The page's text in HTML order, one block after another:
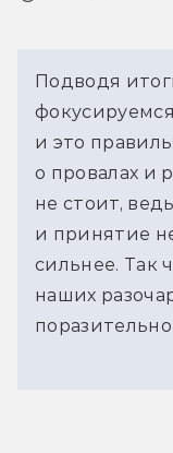
Подводя
и это
о провалах и
не стоит,
и принятие
сильнее. Так
наших